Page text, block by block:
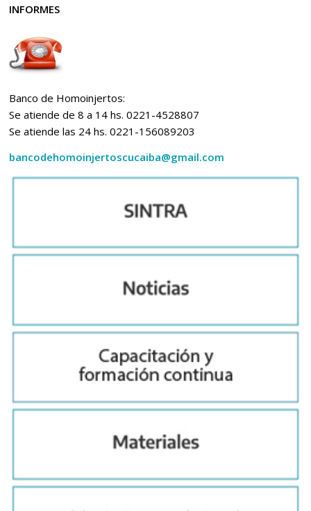
INFORMES
Banco de Homoinjertos:
Se atiende de 8 a 14 hs. 0221-4528807
Se atiende las 24 hs. 0221-156089203
bancodehomoinjertoscucaiba@gmail.com